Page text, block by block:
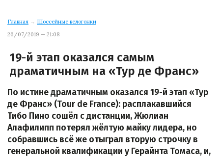
Главная → Шоссейные велогонки
26/07/2019 — 21:08
19-й этап оказался самым
драматичным на «Тур де Франс»
По истине драматичным оказался 19-й этап «Тур
де Франс» (Tour de France): расплакавшийся
Тибо Пино сошёл с дистанции, Жюлиан
Алафилипп потерял жёлтую майку лидера, но
собравшись всё же отыграл вторую строчку в
генеральной квалификации у Герайнта Томаса, и,